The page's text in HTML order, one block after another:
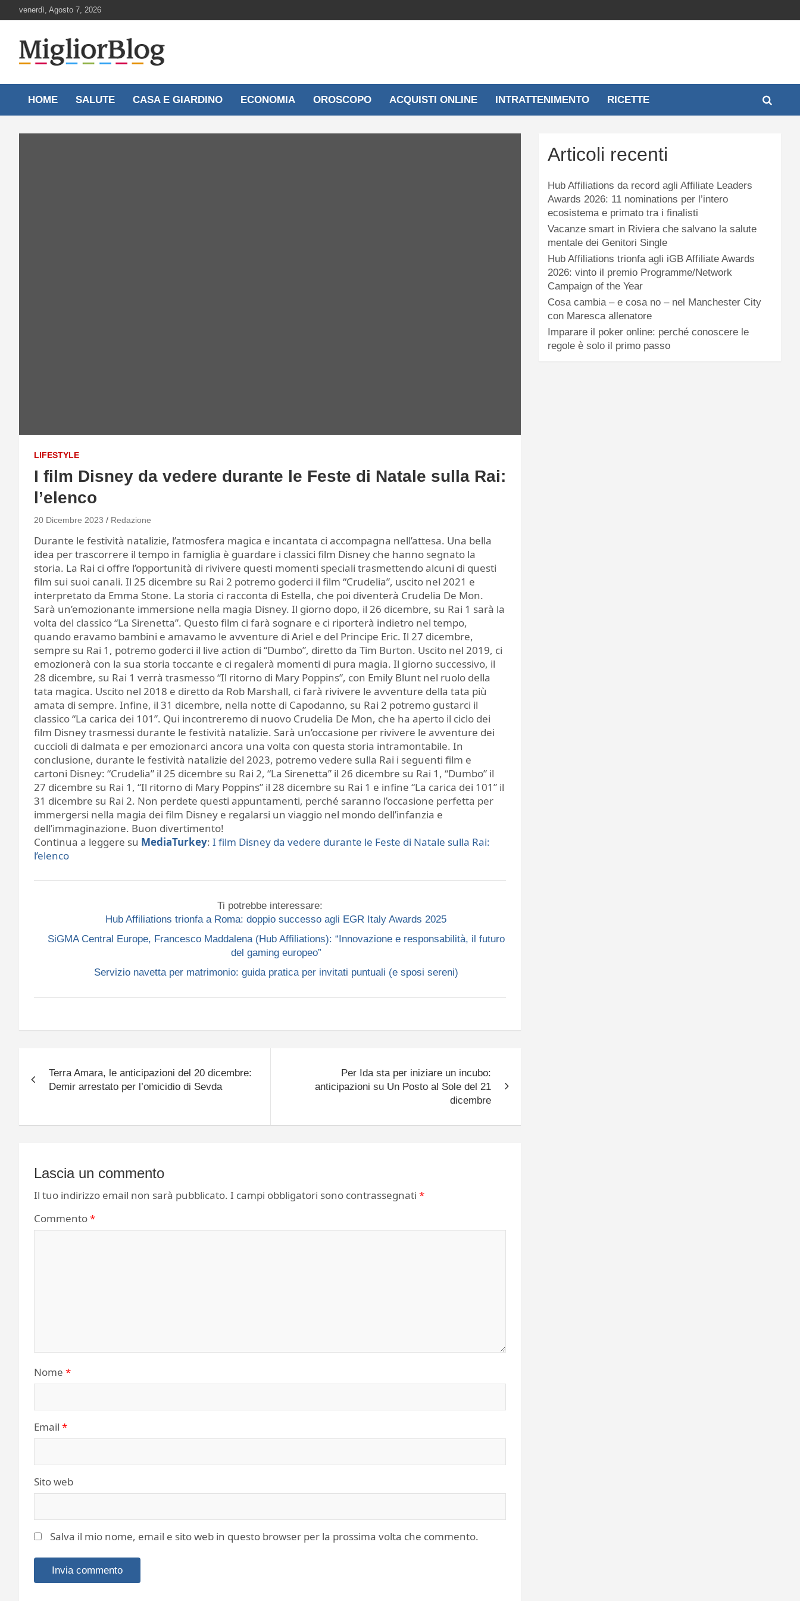
to
venerdì, Agosto 7, 2026
MigliorBlog.it
HOME SALUTE CASA E GIARDINO ECONOMIA OROSCOPO ACQUISTI ONLINE INTRATTENIMENTO RICETTE
LIFESTYLE
I film Disney da vedere durante le Feste di Natale sulla Rai:
l’elenco
20 Dicembre 2023 Redazione
Durante le festività natalizie, l’atmosfera magica e incantata ci accompagna nell’attesa. Una bella
idea per trascorrere il tempo in famiglia è guardare i classici film Disney che hanno segnato la
storia. La Rai ci offre l’opportunità di rivivere questi momenti speciali trasmettendo alcuni di questi
film sui suoi canali. Il 25 dicembre su Rai 2 potremo goderci il film “Crudelia”, uscito nel 2021 e
interpretato da Emma Stone. La storia ci racconta di Estella, che poi diventerà Crudelia De Mon.
Sarà un’emozionante immersione nella magia Disney. Il giorno dopo, il 26 dicembre, su Rai 1 sarà la
volta del classico “La Sirenetta”. Questo film ci farà sognare e ci riporterà indietro nel tempo,
quando eravamo bambini e amavamo le avventure di Ariel e del Principe Eric. Il 27 dicembre,
sempre su Rai 1, potremo goderci il live action di “Dumbo”, diretto da Tim Burton. Uscito nel 2019, ci
emozionerà con la sua storia toccante e ci regalerà momenti di pura magia. Il giorno successivo, il
28 dicembre, su Rai 1 verrà trasmesso “Il ritorno di Mary Poppins”, con Emily Blunt nel ruolo della
tata magica. Uscito nel 2018 e diretto da Rob Marshall, ci farà rivivere le avventure della tata più
amata di sempre. Infine, il 31 dicembre, nella notte di Capodanno, su Rai 2 potremo gustarci il
classico “La carica dei 101”. Qui incontreremo di nuovo Crudelia De Mon, che ha aperto il ciclo dei
film Disney trasmessi durante le festività natalizie. Sarà un’occasione per rivivere le avventure dei
cuccioli di dalmata e per emozionarci ancora una volta con questa storia intramontabile. In
conclusione, durante le festività natalizie del 2023, potremo vedere sulla Rai i seguenti film e
cartoni Disney: “Crudelia” il 25 dicembre su Rai 2, “La Sirenetta” il 26 dicembre su Rai 1, “Dumbo” il
27 dicembre su Rai 1, “Il ritorno di Mary Poppins” il 28 dicembre su Rai 1 e infine “La carica dei 101” il
31 dicembre su Rai 2. Non perdete questi appuntamenti, perché saranno l’occasione perfetta per
immergersi nella magia dei film Disney e regalarsi un viaggio nel mondo dell’infanzia e
dell’immaginazione. Buon divertimento!
Continua a leggere su MediaTurkey: I film Disney da vedere durante le Feste di Natale sulla Rai:
l’elenco
Ti potrebbe interessare:
Hub Affiliations trionfa a Roma: doppio successo agli EGR Italy Awards 2025
SiGMA Central Europe, Francesco Maddalena (Hub Affiliations): “Innovazione e responsabilità, il futuro
del gaming europeo”
Servizio navetta per matrimonio: guida pratica per invitati puntuali (e sposi sereni)
articoli
Terra Amara, le anticipazioni del 20 dicembre:
Demir arrestato per l’omicidio di Sevda
Per Ida sta per iniziare un incubo:
anticipazioni su Un Posto al Sole del 21
dicembre
Lascia un commento
Il tuo indirizzo email non sarà pubblicato. I campi obbligatori sono contrassegnati *
Commento*
Nome *
Email *
Sito web
Salva il mio nome, email e sito web in questo browser per la prossima volta che commento.
Articoli recenti
Hub Affiliations da record agli Affiliate Leaders
Awards 2026: 11 nominations per l’intero
ecosistema e primato tra i finalisti
Vacanze smart in Riviera che salvano la salute
mentale dei Genitori Single
Hub Affiliations trionfa agli iGB Affiliate Awards
2026: vinto il premio Programme/Network
Campaign of the Year
Cosa cambia – e cosa no – nel Manchester City
con Maresca allenatore
Imparare il poker online: perché conoscere le
regole è solo il primo passo